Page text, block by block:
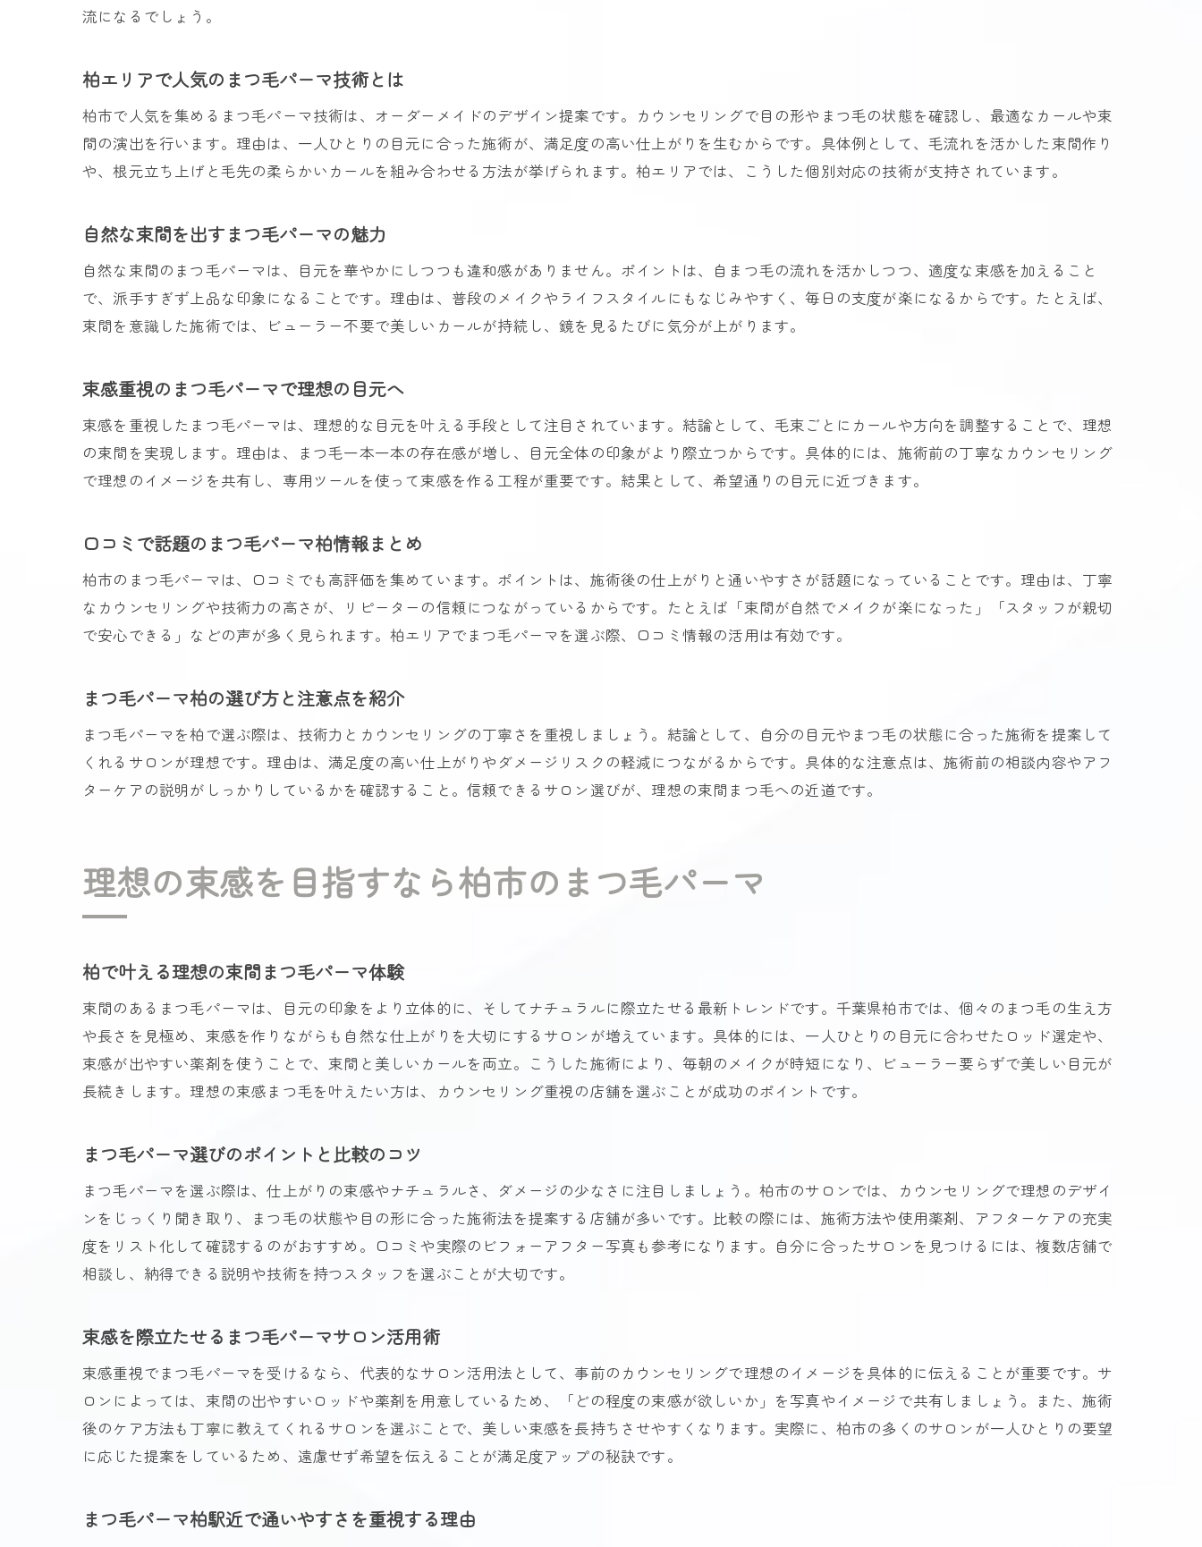
自然な束間とカールを両立する施術の工夫
まつ毛パーマ柏の技術スタッフのこだわり
まつ毛パーマで叶える自然な束感の作り方
柏で評判のまつ毛パーマが人気の理由
まつ毛パーマ柏で健康な仕上がりを目指す
まつ毛パーマ後のケアで束間を長持ちさせる
まつ毛パーマとパリジェンヌの違いを知る
柏で人気のまつ毛パーマとパリジェンヌの傾向
パリジェンヌとまつ毛パーマの持続性の違い
まつ毛パーマ柏で選ぶべき施術ポイント
まつ毛パーマで束間を持続させる秘訣
ダメージレスを叶えるまつ毛パーマ柏の工夫
束間まつ毛パーマの長持ちするケア方法
まつ毛パーマとマツエク移行期間の違い解説
柏駅近で学割が使えるまつ毛パーマサロン
人気急上昇中の学割まつ毛パーマ柏まとめ
まつ毛パーマ柏学割の活用ポイントと注意点
学生が選ぶ束感まつ毛パーマ柏のおすすめ
理想の束間まつ毛を叶えるサロン選びの基準
まつ毛パーマ柏で口コミを活かした選択術
施術方法や仕上がりで選ぶまつ毛パーマ柏
流になるでしょう。
柏エリアで人気のまつ毛パーマ技術とは
柏市で人気を集めるまつ毛パーマ技術は、オーダーメイドのデザイン提案です。カウンセリングで目の形やまつ毛の状態を確認し、最適なカールや束
間の演出を行います。理由は、一人ひとりの目元に合った施術が、満足度の高い仕上がりを生むからです。具体例として、毛流れを活かした束間作り
や、根元立ち上げと毛先の柔らかいカールを組み合わせる方法が挙げられます。柏エリアでは、こうした個別対応の技術が支持されています。
自然な束間を出すまつ毛パーマの魅力
自然な束間のまつ毛パーマは、目元を華やかにしつつも違和感がありません。ポイントは、自まつ毛の流れを活かしつつ、適度な束感を加えること
で、派手すぎず上品な印象になることです。理由は、普段のメイクやライフスタイルにもなじみやすく、毎日の支度が楽になるからです。たとえば、
束間を意識した施術では、ビューラー不要で美しいカールが持続し、鏡を見るたびに気分が上がります。
束感重視のまつ毛パーマで理想の目元へ
束感を重視したまつ毛パーマは、理想的な目元を叶える手段として注目されています。結論として、毛束ごとにカールや方向を調整することで、理想
の束間を実現します。理由は、まつ毛一本一本の存在感が増し、目元全体の印象がより際立つからです。具体的には、施術前の丁寧なカウンセリング
で理想のイメージを共有し、専用ツールを使って束感を作る工程が重要です。結果として、希望通りの目元に近づきます。
口コミで話題のまつ毛パーマ柏情報まとめ
柏市のまつ毛パーマは、口コミでも高評価を集めています。ポイントは、施術後の仕上がりと通いやすさが話題になっていることです。理由は、丁寧
なカウンセリングや技術力の高さが、リピーターの信頼につながっているからです。たとえば「束間が自然でメイクが楽になった」「スタッフが親切
で安心できる」などの声が多く見られます。柏エリアでまつ毛パーマを選ぶ際、口コミ情報の活用は有効です。
まつ毛パーマ柏の選び方と注意点を紹介
まつ毛パーマを柏で選ぶ際は、技術力とカウンセリングの丁寧さを重視しましょう。結論として、自分の目元やまつ毛の状態に合った施術を提案して
くれるサロンが理想です。理由は、満足度の高い仕上がりやダメージリスクの軽減につながるからです。具体的な注意点は、施術前の相談内容やアフ
ターケアの説明がしっかりしているかを確認すること。信頼できるサロン選びが、理想の束間まつ毛への近道です。
理想の束感を目指すなら柏市のまつ毛パーマ
柏で叶える理想の束間まつ毛パーマ体験
束間のあるまつ毛パーマは、目元の印象をより立体的に、そしてナチュラルに際立たせる最新トレンドです。千葉県柏市では、個々のまつ毛の生え方
や長さを見極め、束感を作りながらも自然な仕上がりを大切にするサロンが増えています。具体的には、一人ひとりの目元に合わせたロッド選定や、
束感が出やすい薬剤を使うことで、束間と美しいカールを両立。こうした施術により、毎朝のメイクが時短になり、ビューラー要らずで美しい目元が
長続きします。理想の束感まつ毛を叶えたい方は、カウンセリング重視の店舗を選ぶことが成功のポイントです。
まつ毛パーマ選びのポイントと比較のコツ
まつ毛パーマを選ぶ際は、仕上がりの束感やナチュラルさ、ダメージの少なさに注目しましょう。柏市のサロンでは、カウンセリングで理想のデザイ
ンをじっくり聞き取り、まつ毛の状態や目の形に合った施術法を提案する店舗が多いです。比較の際には、施術方法や使用薬剤、アフターケアの充実
度をリスト化して確認するのがおすすめ。口コミや実際のビフォーアフター写真も参考になります。自分に合ったサロンを見つけるには、複数店舗で
相談し、納得できる説明や技術を持つスタッフを選ぶことが大切です。
束感を際立たせるまつ毛パーマサロン活用術
束感重視でまつ毛パーマを受けるなら、代表的なサロン活用法として、事前のカウンセリングで理想のイメージを具体的に伝えることが重要です。サ
ロンによっては、束間の出やすいロッドや薬剤を用意しているため、「どの程度の束感が欲しいか」を写真やイメージで共有しましょう。また、施術
後のケア方法も丁寧に教えてくれるサロンを選ぶことで、美しい束感を長持ちさせやすくなります。実際に、柏市の多くのサロンが一人ひとりの要望
に応じた提案をしているため、遠慮せず希望を伝えることが満足度アップの秘訣です。
まつ毛パーマ柏駅近で通いやすさを重視する理由
ご予約はこちら
ご予約はこちら